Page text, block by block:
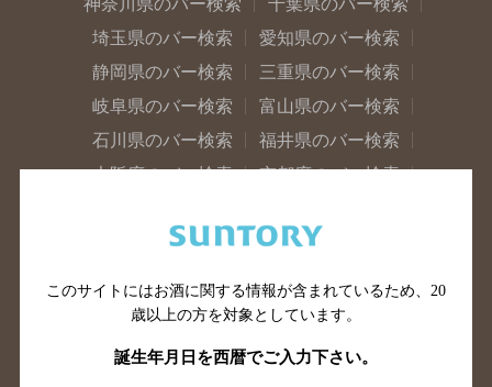
神奈川県のバー検索
千葉県のバー検索
埼玉県のバー検索
愛知県のバー検索
静岡県のバー検索
三重県のバー検索
岐阜県のバー検索
富山県のバー検索
石川県のバー検索
福井県のバー検索
大阪府のバー検索
京都府のバー検索
滋賀県のバー検索
和歌山県のバー検索
山口県のバー検索
鳥取県のバー検索
島根県のバー検索
徳島県のバー検索
このサイトにはお酒に関する情報が含まれているため、 20
歳以上の方を対象としています。
誕生年月日を西暦でご入力下さい。